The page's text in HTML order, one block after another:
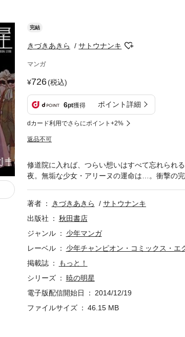
完結
きづきあきら サトウナンキ
マンガ
726(税込)
6pt獲得 ポイント詳細
dカード利用でさらにポイント+2%
返品不可
修道院に入れば、つらい想いはすべて忘れられ
夜。無垢な少女・アリーヌの運命は…。衝撃の
著者 きづきあきら
サトウナンキ
出版社
秋田書店
ジャンル
少年マンガ
レーベル
少年チャンピオン・コミックス・
掲載誌
もっと！
シリーズ
暁の明星
電子版配信開始日
2014/12/19
ファイルサイズ
46.15 MB